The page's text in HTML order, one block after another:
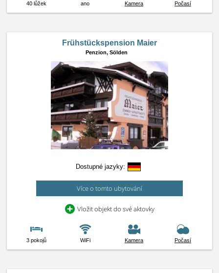
40 lůžek ano Kamera Počasí
Frühstückspension Maier
Penzion, Sölden
Dostupné jazyky:
Více o tomto ubytování
Vložit objekt do své aktovky
3 pokojů WiFi Kamera Počasí